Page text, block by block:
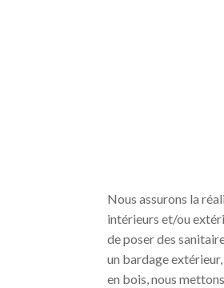
Nous assurons la
intérieurs et/ou
de poser des
un bardage
en bois, nous